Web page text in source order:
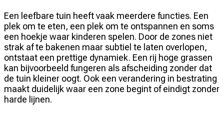
Een leefbare tuin heeft vaak meerdere functies. Een
plek om te eten, een plek om te ontspannen en soms
een hoekje waar kinderen spelen. Door de zones niet
strak af te bakenen maar subtiel te laten overlopen,
ontstaat een prettige dynamiek. Een rij hoge grassen
kan bijvoorbeeld fungeren als afscheiding zonder dat
de tuin kleiner oogt. Ook een verandering in bestrating
maakt duidelijk waar een zone begint of eindigt zonder
harde lijnen.